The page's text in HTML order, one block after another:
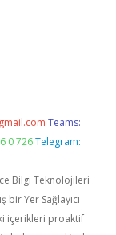
Teams:
0 726 Telegram:
Bilgi Teknolojileri
bir Yer Sağlayıcı
içerikleri proaktif